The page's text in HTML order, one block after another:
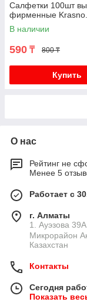
Салфетки 100шт
фирменные
В наличии
590 ₸ 800 ₸
Купить
О нас
Рейтинг не
Менее 5
Работает с
г. Алматы
1. Ауэзова 39А чуть
Микрорайон
Казахстан
Контакты
Сегодня
Показать